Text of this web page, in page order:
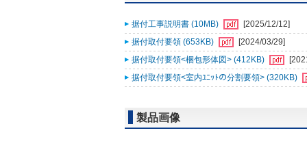
据付工事説明書 (10MB)
[2025/12/12]
据付取付要領 (653KB)
[2024/03/29]
据付取付要領<梱包形体図> (412KB)
据付取付要領<室内ﾕﾆｯﾄの分割要領> (320KB)
製品画像